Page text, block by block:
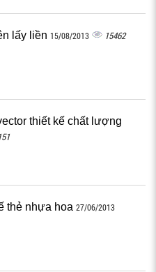
lấy liền 15/08/2013 15462
thiết kế chất lượng
thẻ nhựa hoa 27/06/2013